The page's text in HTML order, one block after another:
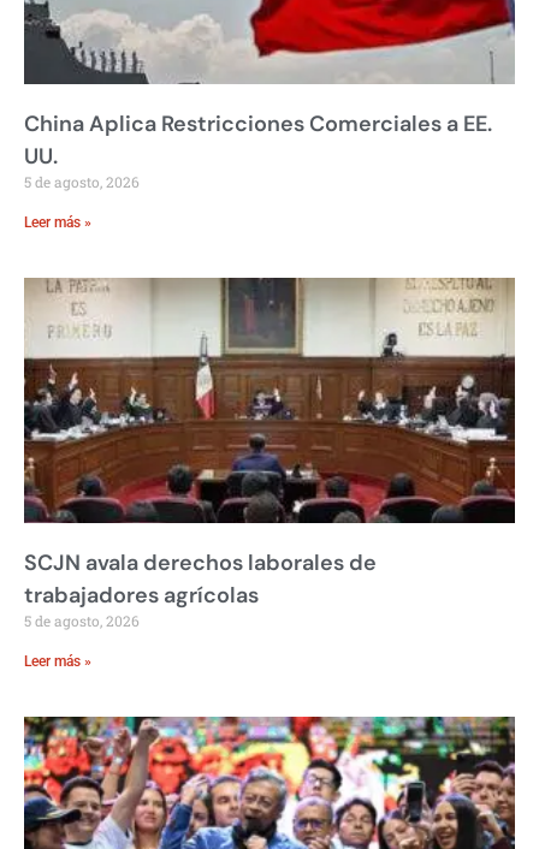
China Aplica Restricciones Comerciales a EE.
UU.
5 de agosto, 2026
Leer más »
SCJN avala derechos laborales de
trabajadores agrícolas
5 de agosto, 2026
Leer más »